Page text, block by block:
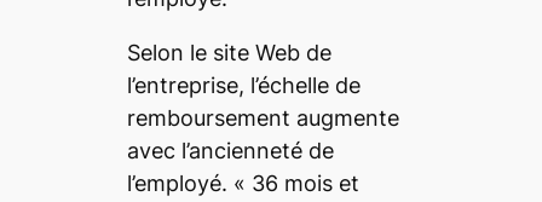
Selon le site Web de
l’entreprise, l’échelle de
remboursement augmente
avec l’ancienneté de
l’employé. « 36 mois et